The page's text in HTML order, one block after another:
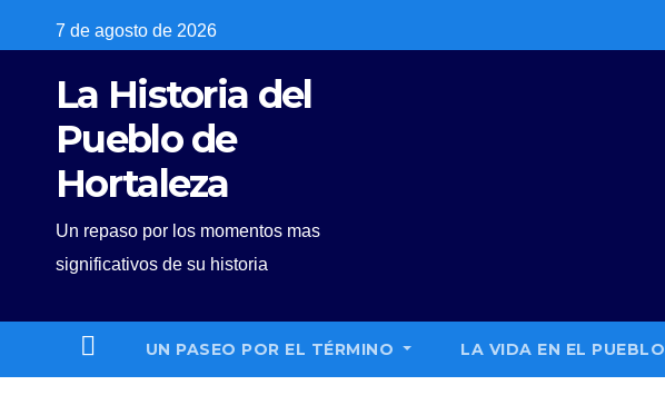
to
7 de agosto de 2026
La Historia del
Pueblo de
Hortaleza
Un repaso por los momentos mas
significativos de su historia
UN PASEO POR EL TÉRMINO LA VIDA EN EL PUEBLO